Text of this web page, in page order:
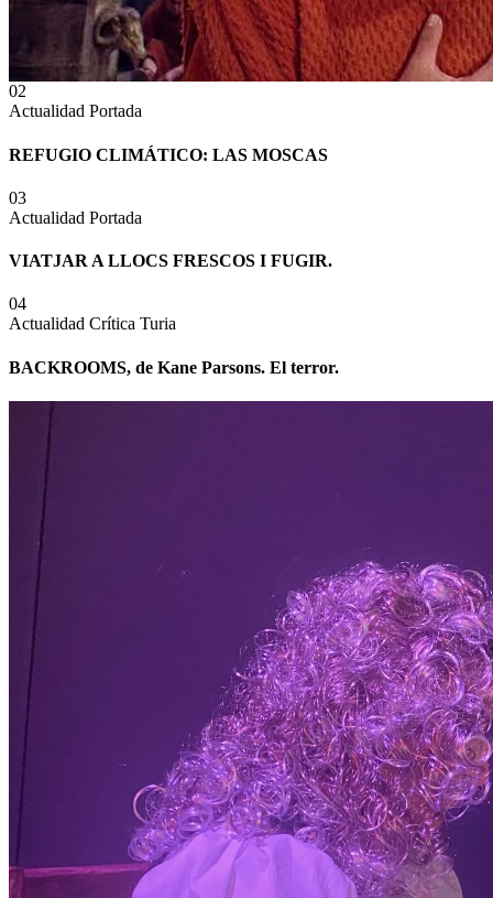
02
Actualidad Portada
REFUGIO CLIMÁTICO: LAS MOSCAS
03
Actualidad Portada
VIATJAR A LLOCS FRESCOS I FUGIR.
04
Actualidad Crítica Turia
BACKROOMS, de Kane Parsons. El terror.